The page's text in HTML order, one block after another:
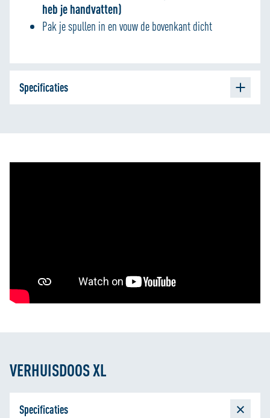
heb je handvatten)
Pak je spullen in en vouw de bovenkant dicht
Specificaties
Verstevigde handvaten
Geschikt voor 40 kg
VERHUISDOOS XL
Specificaties